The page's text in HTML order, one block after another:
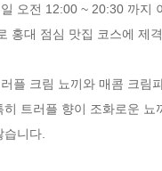
오전 12:00 ~ 20:30 까지
홍대 점심 맛집 코스에 제격
플 크림 뇨끼와 매콤 크림
히 트러플 향이 조화로운 뇨
니다.